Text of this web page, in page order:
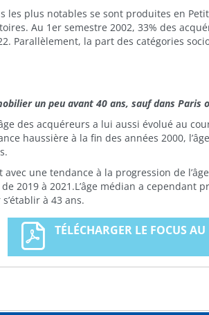
les plus notables se sont produites en
Au 1er semestre 2002, 33% des
Parallèlement, la part des catégories
un peu avant 40 ans, sauf dans
des acquéreurs a lui aussi évolué au
haussière à la fin des années 2000,
une tendance à la progression de
2019 à 2021.L’âge médian a cependant
à 43 ans.
TÉLÉCHARGER LE FOCUS